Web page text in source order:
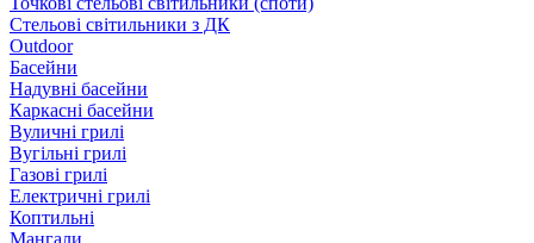
Стельові світильники з ДК
Outdoor
Басейни
Надувні басейни
Каркасні басейни
Вуличні грилі
Вугільні грилі
Газові грилі
Електричні грилі
Коптильні
Мангали